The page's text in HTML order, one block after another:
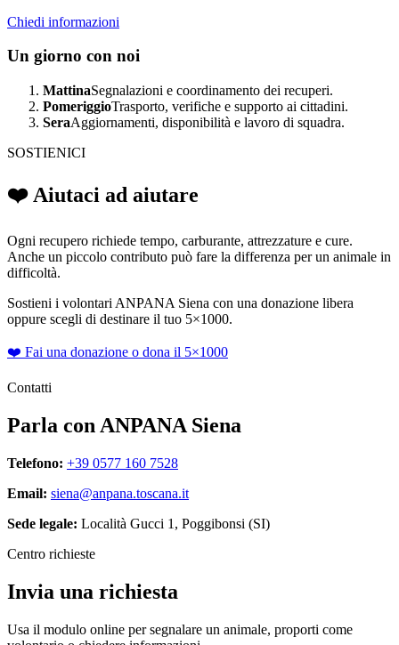
Chiedi informazioni
Un giorno con noi
MattinaSegnalazioni e coordinamento dei recuperi.
PomeriggioTrasporto, verifiche e supporto ai cittadini.
SeraAggiornamenti, disponibilità e lavoro di squadra.
SOSTIENICI
❤️ Aiutaci ad aiutare
Ogni recupero richiede tempo, carburante, attrezzature e cure.
Anche un piccolo contributo può fare la differenza per un animale in
difficoltà.
Sostieni i volontari ANPANA Siena con una donazione libera
oppure scegli di destinare il tuo 5×1000.
❤️ Fai una donazione o dona il 5×1000
Contatti
Parla con ANPANA Siena
Telefono: +39 0577 160 7528
Email: siena@anpana.toscana.it
Sede legale: Località Gucci 1, Poggibonsi (SI)
Centro richieste
Invia una richiesta
Usa il modulo online per segnalare un animale, proporti come